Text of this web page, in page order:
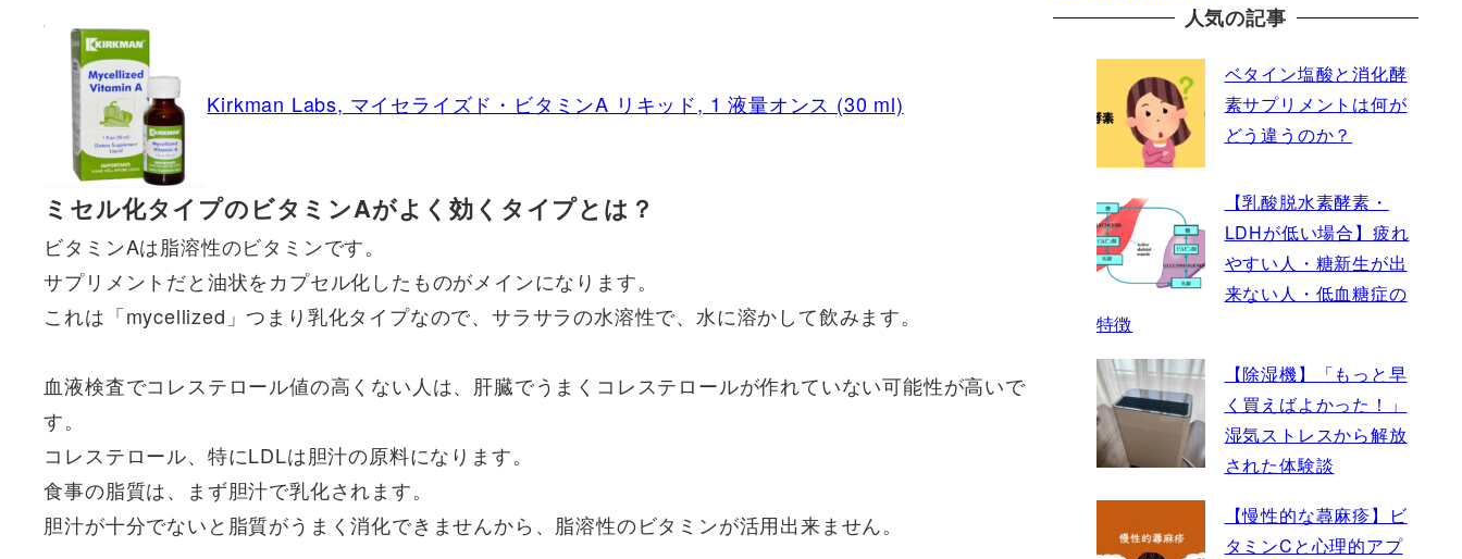
Kirkman Labs, マイセライズド・ビタミンA リキッド, 1 液量オンス (30 ml)
ミセル化タイプのビタミンAがよく効くタイプとは？
ビタミンAは脂溶性のビタミンです。
サプリメントだと油状をカプセル化したものがメインになります。
これは「mycellized」つまり乳化タイプなので、サラサラの水溶性で、水に溶かして飲みます。
血液検査でコレステロール値の高くない人は、肝臓でうまくコレステロールが作れていない可能性が高いで
す。
コレステロール、特にLDLは胆汁の原料になります。
食事の脂質は、まず胆汁で乳化されます。
胆汁が十分でないと脂質がうまく消化できませんから、脂溶性のビタミンが活用出来ません。
人気の記事
ベタイン塩酸と消化酵
素サプリメントは何が
どう違うのか？
【乳酸脱水素酵素・
LDHが低い場合】疲れ
やすい人・糖新生が出
来ない人・低血糖症の
特徴
【除湿機】「もっと早
く買えばよかった！」
湿気ストレスから解放
された体験談
【慢性的な蕁麻疹】ビ
タミンCと心理的アプ